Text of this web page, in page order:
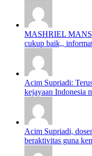
MASHRIEL
cukup baik,,
Acim Supriadi:
kejayaan Indonesia
Acim Supriadi,
beraktivitas guna